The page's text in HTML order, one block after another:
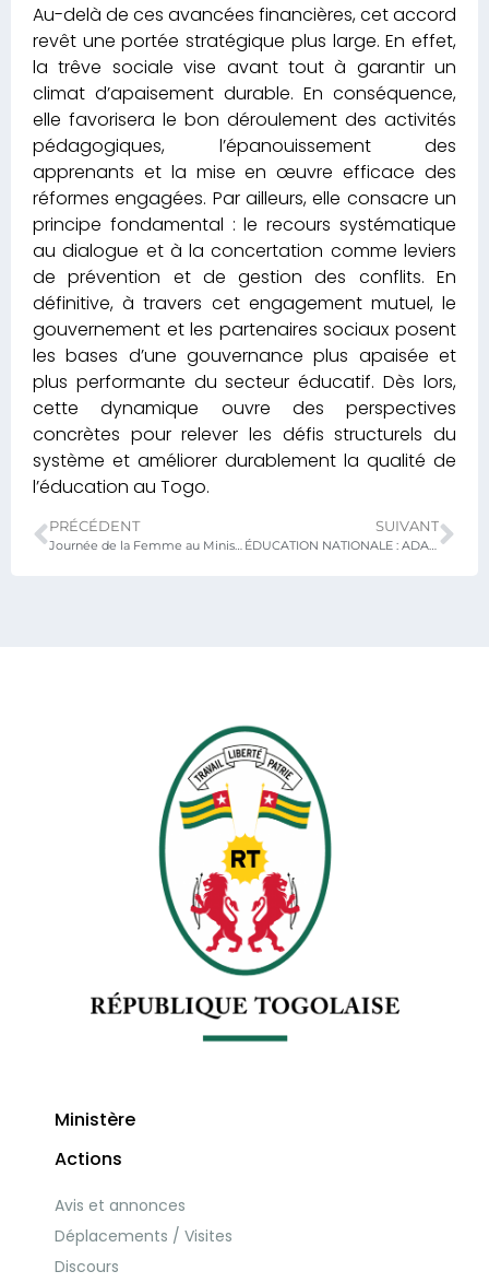
Au-delà de ces avancées financières, cet accord
revêt une portée stratégique plus large. En effet,
la trêve sociale vise avant tout à garantir un
climat d’apaisement durable. En conséquence,
elle favorisera le bon déroulement des activités
pédagogiques, l’épanouissement des
apprenants et la mise en œuvre efficace des
réformes engagées. Par ailleurs, elle consacre un
principe fondamental : le recours systématique
au dialogue et à la concertation comme leviers
de prévention et de gestion des conflits. En
définitive, à travers cet engagement mutuel, le
gouvernement et les partenaires sociaux posent
les bases d’une gouvernance plus apaisée et
plus performante du secteur éducatif. Dès lors,
cette dynamique ouvre des perspectives
concrètes pour relever les défis structurels du
système et améliorer durablement la qualité de
l’éducation au Togo.
PRÉCÉDENT
Journée de la Femme au Ministère de l’Éducation Nationale : de la réflexion à l’action pour les droits des filles
SUIVANT
ÉDUCATION NATIONALE : ADAPTATION DES OUTILS D’EVALUATION DES COMPETENCES DE BASE EN MATHEMATIQUES (EGMA)
Ministère
Actions
Avis et annonces
Déplacements / Visites
Discours